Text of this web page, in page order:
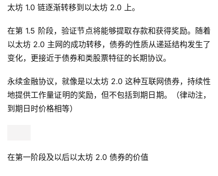
太坊 1.0 链逐渐转移到以太坊 2.0 上。
在第 1.5 阶段，验证节点将能够提取存款和获得奖励。随着
以太坊 2.0 主网的成功转移，债券的性质从递延结构发生了
变化，更接近于债券和类股票特征的长期协议。
永续金融协议，就像是以太坊 2.0 这种互联网债券，持续性
地提供工作量证明的奖励，但不包括到期日期。（律动注，
到期日时价格相等）
在第一阶段及以后以太坊 2.0 债券的价值